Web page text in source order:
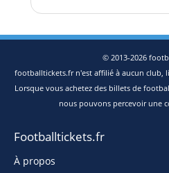
© 2013-2026
footballtickets.fr n'est affilié à aucun club,
Lorsque vous achetez des billets de
nous pouvons percevoir une
Footballtickets.fr
À propos